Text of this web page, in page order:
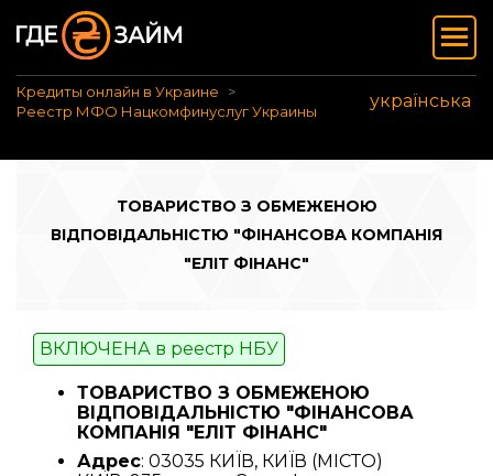
Кредиты онлайн в Украине
Реестр МФО Нацкомфинуслуг Украины
українська
ТОВАРИСТВО З ОБМЕЖЕНОЮ
ВІДПОВІДАЛЬНІСТЮ "ФІНАНСОВА КОМПАНІЯ
"ЕЛІТ ФІНАНС"
ВКЛЮЧЕНА в реестр НБУ
ТОВАРИСТВО З ОБМЕЖЕНОЮ
ВІДПОВІДАЛЬНІСТЮ "ФІНАНСОВА
КОМПАНІЯ "ЕЛІТ ФІНАНС"
Адрес: 03035 КИЇВ, КИЇВ (МІСТО)